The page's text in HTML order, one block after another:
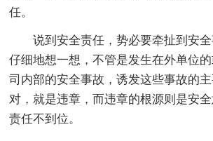
任。
说到安全责任，势必要牵扯到安
仔细地想一想，不管是发生在外单位
司内部的安全事故，诱发这些事故的
对，就是违章，而违章的根源则是安
责任不到位。